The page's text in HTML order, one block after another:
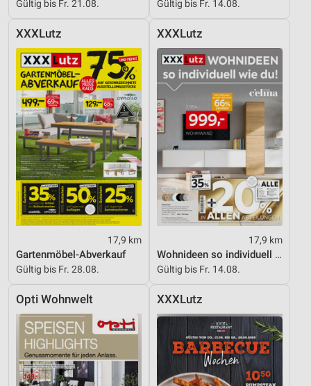
Gültig bis Fr. 21.08. Gültig bis Fr. 14.08.
XXXLutz
17,9 km
Gartenmöbel-Abverkauf
Gültig bis Fr. 28.08.
XXXLutz
17,9 km
Wohnideen so individuell wie du!
Gültig bis Fr. 14.08.
Opti Wohnwelt XXXLutz
Analyse von Zielgruppen durch Statistiken oder
Quellen
Entwicklung und Verbesserung der Angebote
Verwendung reduzierter Daten zur Auswahl von
Inhalten
IAB-Besonderheiten:
Verwendung genauer Standortdaten
Geräte anhand von aktiv angeforderten
Informationen identifizieren
Nicht-IAB-Verarbeitungszwecke:
Performance
Werbung